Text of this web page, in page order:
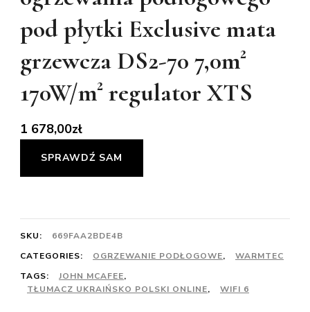
pod płytki Exclusive mata
grzewcza DS2-70 7,0m²
170W/m² regulator XTS
1 678,00zł
SPRAWDŹ SAM
SKU:
669FAA2BDE4B
CATEGORIES:
OGRZEWANIE PODŁOGOWE,
WARMTEC
TAGS:
JOHN MCAFEE,
TŁUMACZ UKRAIŃSKO POLSKI ONLINE, WIFI 6